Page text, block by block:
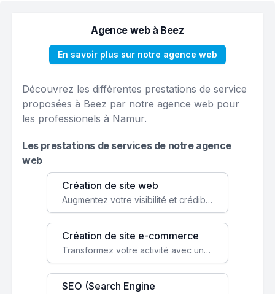
Agence web à Beez
En savoir plus sur notre agence web
Découvrez les différentes prestations de service
proposées à Beez par notre agence web pour
les professionels à Namur.
Les prestations de services de notre agence
web
Création de site web
Augmentez votre visibilité et crédibilité en ligne avec un site web performant, conçu pour attirer plus de clients.
Création de site e-commerce
Transformez votre activité avec une boutique en ligne, accessible à l'échelle mondiale 24/7.
SEO (Search Engine